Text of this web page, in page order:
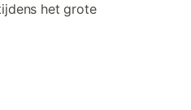
het grote